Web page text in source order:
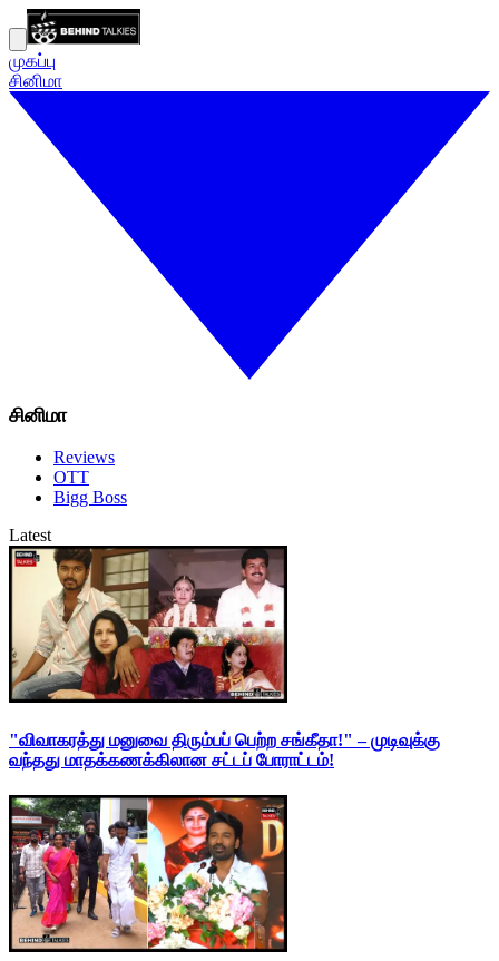
முகப்பு
சினிமா
சினிமா
Reviews
OTT
Bigg Boss
Latest
"விவாகரத்து மனுவை திரும்பப் பெற்ற சங்கீதா!" – முடிவுக்கு
வந்தது மாதக்கணக்கிலான சட்டப் போராட்டம்!